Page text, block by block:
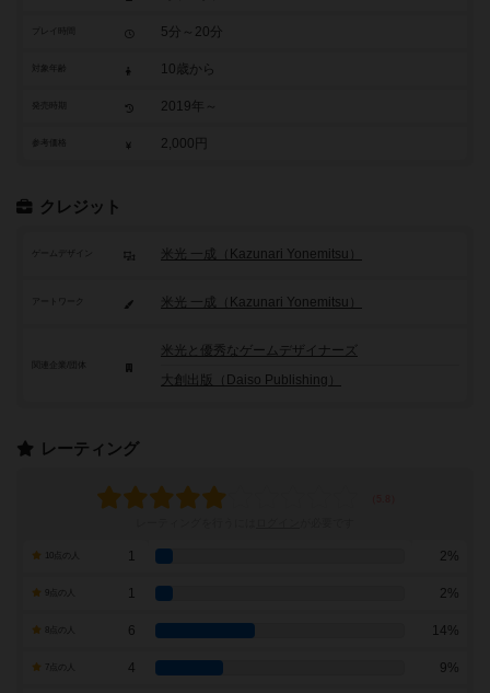
5分～20分
10歳から
2019年～
参考価格 2,000円
クレジット
ゲームデザイン 米光 一成（Kazunari Yonemitsu）
アートワーク 米光 一成（Kazunari Yonemitsu）
米光と優秀なゲームデザイナーズ
大創出版（Daiso Publishing）
レーティング
1 2%
1 2%
6 14%
7点の人 4 9%